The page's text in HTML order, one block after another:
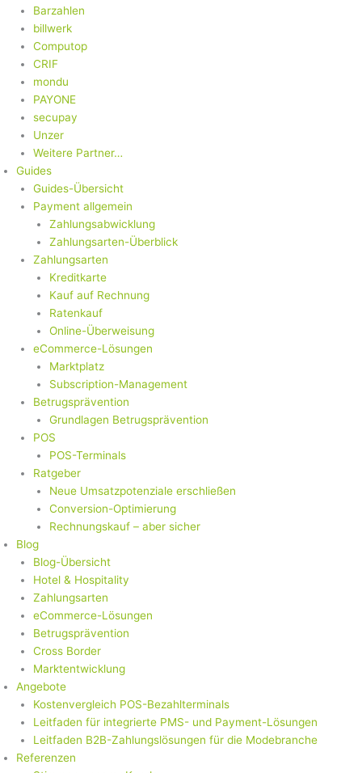
Barzahlen
billwerk
Computop
CRIF
mondu
PAYONE
secupay
Unzer
Weitere Partner…
Guides
Guides-Übersicht
Payment allgemein
Zahlungsabwicklung
Zahlungsarten-Überblick
Zahlungsarten
Kreditkarte
Kauf auf Rechnung
Ratenkauf
Online-Überweisung
eCommerce-Lösungen
Marktplatz
Subscription-Management
Betrugsprävention
Grundlagen Betrugsprävention
POS
POS-Terminals
Ratgeber
Neue Umsatzpotenziale erschließen
Conversion-Optimierung
Rechnungskauf – aber sicher
Blog
Blog-Übersicht
Hotel & Hospitality
Zahlungsarten
eCommerce-Lösungen
Betrugsprävention
Cross Border
Marktentwicklung
Angebote
Kostenvergleich POS-Bezahlterminals
Leitfaden für integrierte PMS- und Payment-Lösungen
Leitfaden B2B-Zahlungslösungen für die Modebranche
Referenzen